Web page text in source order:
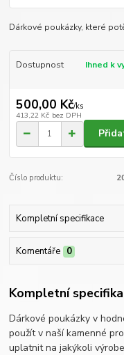
Dárkové poukázky, které
Dostupnost Ihned k
500,00 Kč/ks
413,22 Kč bez DPH
Číslo produktu:
Kompletní specifikace
Komentáře 0
Kompletní
Dárkové poukázky v
použít v naší kamenné
uplatnit na jakýkoli